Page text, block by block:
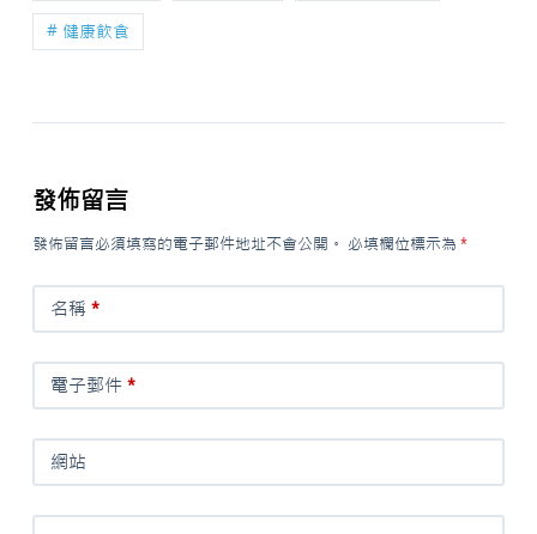
# 健康飲食
發佈留言
發佈留言必須填寫的電子郵件地址不會公開。 必填欄位標示為 *
名稱 *
電子郵件*
網站